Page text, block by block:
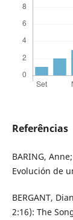
Referências
BARING,
Evolución de
BERGANT,
2:16): The